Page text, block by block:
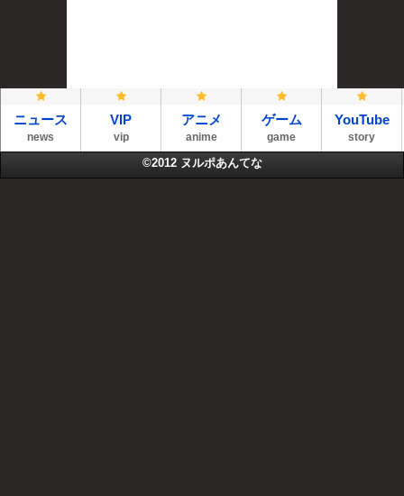
ニュース
news
VIP
vip
アニメ
anime
ゲーム
game
YouTube
story
©2012 ヌルポあんてな